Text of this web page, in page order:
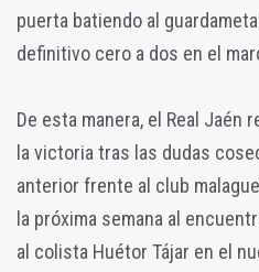
puerta batiendo al
definitivo cero a dos en el
De esta manera, el Real Jaén
la victoria tras las dudas
anterior frente al club
la próxima semana al
al colista Huétor Tájar en el